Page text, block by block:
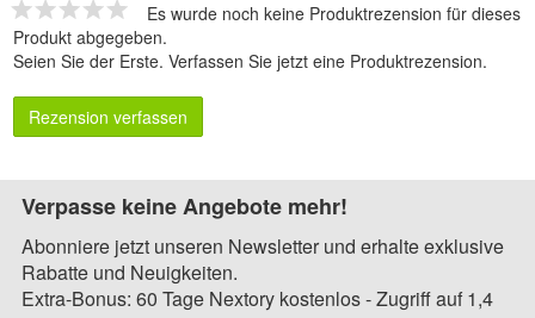
Es wurde noch keine Produktrezension für dieses
Produkt abgegeben.
Seien Sie der Erste. Verfassen Sie jetzt eine Produktrezension.
Rezension verfassen
Verpasse keine Angebote mehr!
Abonniere jetzt unseren Newsletter und erhalte exklusive
Rabatte und Neuigkeiten.
Extra-Bonus: 60 Tage Nextory kostenlos - Zugriff auf 1,4